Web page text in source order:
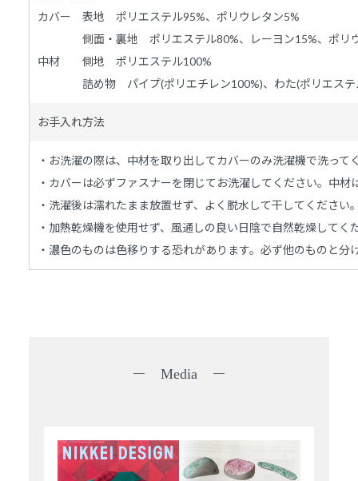
カバー 表地 ポリエステル95%、ポリウレタン5%
側面・裏地 ポリエステル80%、レーヨン15%、ポリ
中材 側地 ポリエステル100%
詰め物 パイプ(ポリエチレン100%)、わた(ポリエステ
お手入れ方法
・お洗濯の際は、中材を取り出してカバーのみ洗濯機で洗って
・カバーは必ずファスナーを閉じてお洗濯してください。中
・洗濯後は濡れたまま放置せず、よく脱水して干してください
・加熱乾燥機を使用せず、風通しの良い日陰で自然乾燥してく
・濃色のものは色移りする恐れがあります。必ず他のものと分
Media